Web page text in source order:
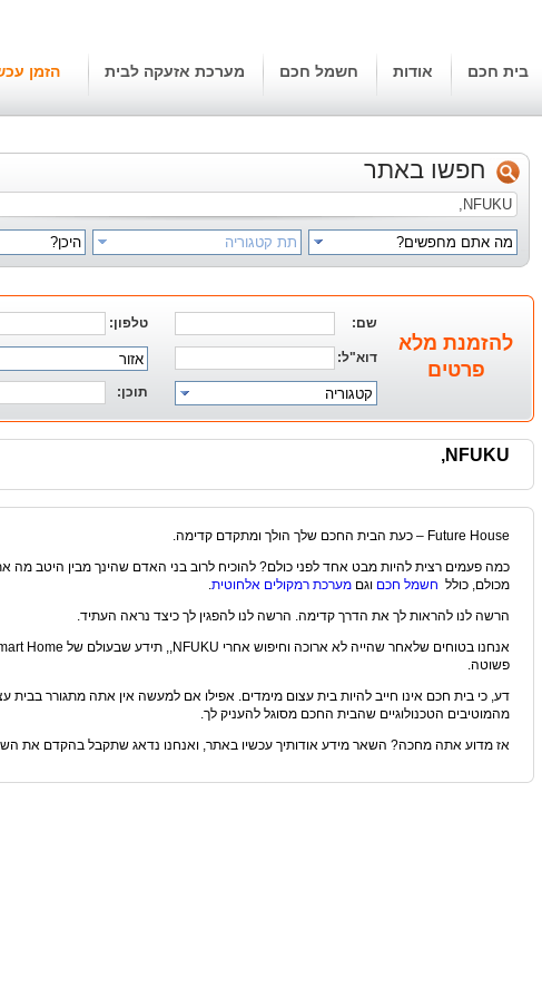
בית חכם אודות חשמל חכם מערכת אזעקה לבית הזמן
חפשו באתר
מה אתם מחפשים? תת קטגוריה היכן?
להזמנת מלא
פרטים
שם: טלפון:
דוא"ל: אזור
קטגוריה תוכן:
NFUKU,
Future House – כעת הבית החכם שלך הולך ומתקדם קדימה.
כמה פעמים רצית להיות מבט אחד לפני כולם? להוכיח לרוב בני האדם שהינך מבין היטב מה
מכולם, כולל חשמל חכם וגם מערכת רמקולים אלחוטית.
הרשה לנו להראות לך את הדרך קדימה. הרשה לנו להפגין לך כיצד נראה העתיד.
פשוטה.
דע, כי בית חכם אינו חייב להיות בית עצום מימדים. אפילו אם למעשה אין אתה מתגורר בבית
מהמוטיבים הטכנולוגיים שהבית החכם מסוגל להעניק לך.
אז מדוע אתה מחכה? השאר מידע אודותיך עכשיו באתר, ואנחנו נדאג שתקבל בהקדם את